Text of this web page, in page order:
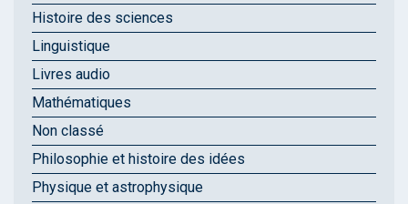
Histoire des sciences
Linguistique
Livres audio
Mathématiques
Non classé
Philosophie et histoire des idées
Physique et astrophysique